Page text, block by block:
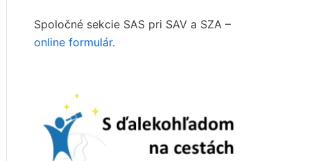
Spoločné sekcie SAS pri SAV a SZA –
online formulár.